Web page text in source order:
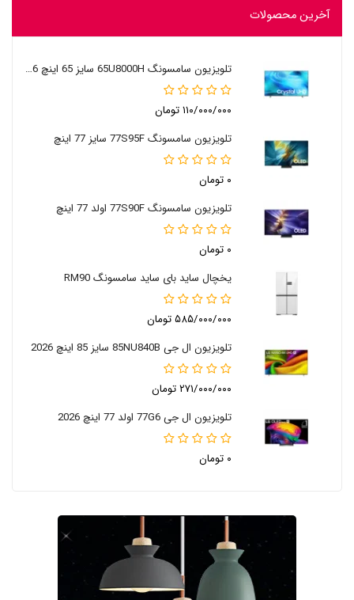
آخرین محصولات
تلویزیون سامسونگ 65U8000H سایز 65 اینچ 2026
۱۱۰/۰۰۰/۰۰۰ تومان
تلویزیون سامسونگ 77S95F سایز 77 اینچ
۰ تومان
تلویزیون سامسونگ 77S90F اولد 77 اینچ
۰ تومان
یخچال ساید بای ساید سامسونگ RM90
۵۸۵/۰۰۰/۰۰۰ تومان
تلویزیون ال جی 85NU840B سایز 85 اینچ 2026
۲۷۱/۰۰۰/۰۰۰ تومان
تلویزیون ال جی 77G6 اولد 77 اینچ 2026
۰ تومان